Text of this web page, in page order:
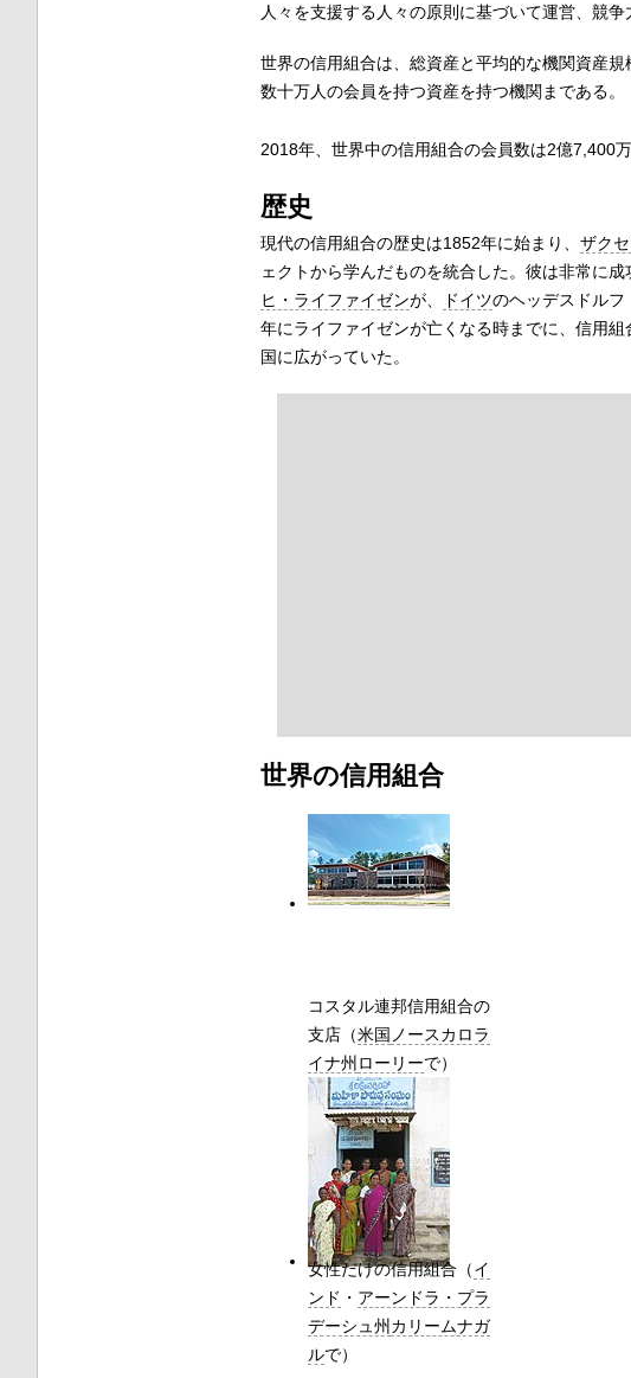
人々を支援する人々の原則に基づいて運営、競
世界の信用組合は、総資産と平均的な機関資産
数十万人の会員を持つ資産を持つ機関まである。
2018年、世界中の信用組合の会員数は2億7,400
歴史
現代の信用組合の歴史は1852年に始まり、 ザク
ェクトから学んだものを統合した。彼は非常に
ヒ・ライファイゼンが、 ドイツのヘッデスドルフ
年にライファイゼンが亡くなる時までに、信用組
国に広がっていた。
世界の信用組合
コスタル連邦信用組合の
支店（米国 ノースカロラ
イナ州 ローリーで）
女性だけの信用組合（イ
ンド ・ アーンドラ・プラ
デーシュ州 カリームナガ
ルで）